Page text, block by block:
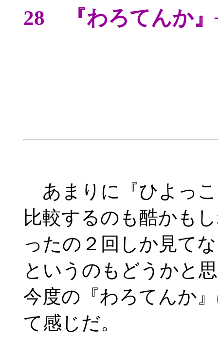
28 『わろてんか
あまりに『ひよっ
比較するのも酷かも
ったの２回しか見て
というのもどうかと
今度の『わろてんか
て感じだ。